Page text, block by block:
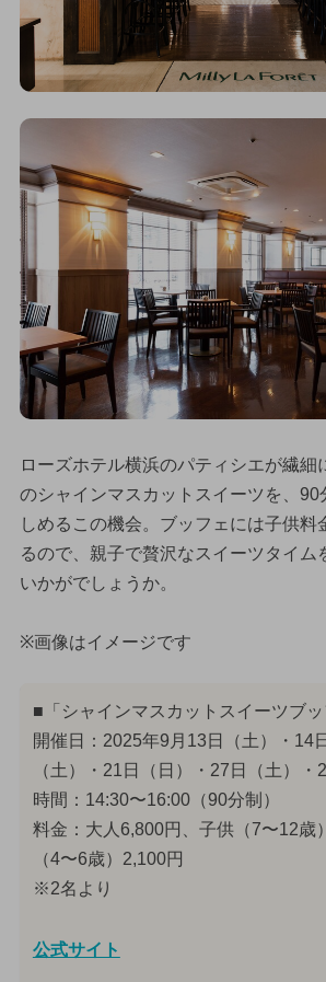
ローズホテル横浜のパティシエが繊細
のシャインマスカットスイーツを、90
しめるこの機会。ブッフェには子供料
るので、親子で贅沢なスイーツタイム
いかがでしょうか。
※画像はイメージです
■「シャインマスカットスイーツブ
開催日：2025年9月13日（土）・14
（土）・21日（日）・27日（土）・
時間：14:30〜16:00（90分制）
料金：大人6,800円、子供（7〜12歳
（4〜6歳）2,100円
※2名より
公式サイト